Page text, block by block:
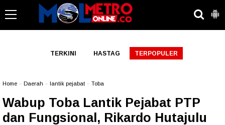
TERKINI HASTAG TERPOPULER
Home Daerah lantik pejabat Toba
Wabup Toba Lantik Pejabat PTP
dan Fungsional, Rikardo Hutajulu